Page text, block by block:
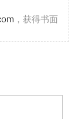
，获得书面